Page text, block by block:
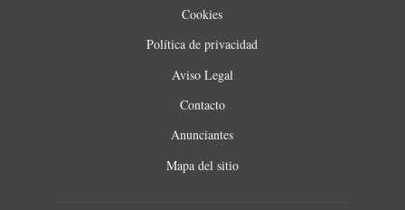
Cookies
Política de privacidad
Aviso Legal
Contacto
Anunciantes
Mapa del sitio